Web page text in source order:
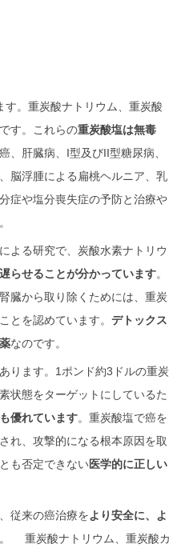
。重炭酸ナトリウム、重炭酸
す。これらの重炭酸塩は無毒
、肝臓病、I型及びII型糖尿病、
脳浮腫による扁桃ヘルニア、乳
症や塩分喪失症の予防と治療や
よる研究で、炭酸水素ナトリウ
らせることが分かっています。
臓から取り除くためには、重炭
とを認めています。 デトックス
なのです。
ります。1ポンド約3ドルの重炭
状態をターゲットにしているた
優れています。重炭酸塩で癌を
れ、攻撃的になる根本原因を取
も否定できない医学的に正しい
従来の癌治療をより安全に、よ
重炭酸ナトリウム、重炭酸カ